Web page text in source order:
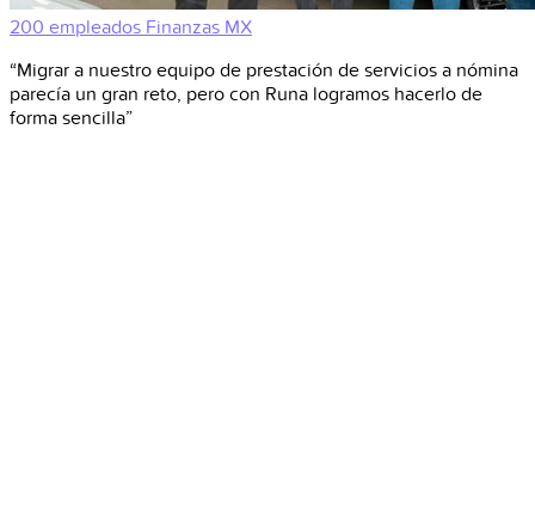
200 empleados Finanzas MX
“Migrar a nuestro equipo de prestación de servicios a nómina
parecía un gran reto, pero con Runa logramos hacerlo de
forma sencilla”